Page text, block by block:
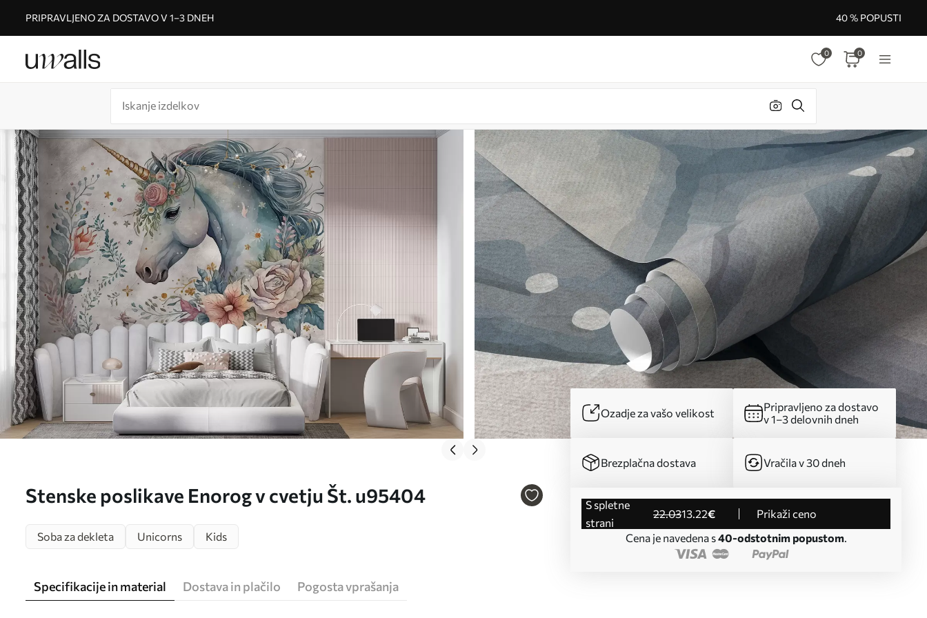
PRIPRAVLJENO ZA DOSTAVO V 1–3 DNEH 40 % POPUSTI
0 0
Stenske poslikave Enorog v cvetju Št. u95404
Ozadje za vašo velikost
Pripravljeno za dostavo
v 1–3 delovnih dneh
Brezplačna dostava Vračila v 30 dneh
s spletne
strani
22.0313.22€
Prikaži ceno
Cena je navedena s40-odstotnim popustom.
Soba za dekleta Unicorns Kids
Specifikacije in material Dostava in plačilo Pogosta vprašanja